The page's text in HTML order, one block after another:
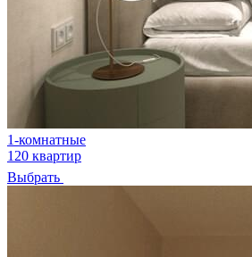
1-комнатные
120 квартир
Выбрать